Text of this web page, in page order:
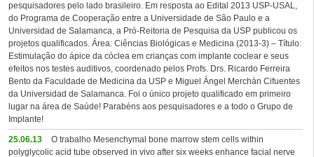
pesquisadores pelo lado brasileiro. Em resposta ao Edital 2013 USP-USAL,
do Programa de Cooperação entre a Universidade de São Paulo e a
Universidad de Salamanca, a Pró-Reitoria de Pesquisa da USP publicou os
projetos qualificados. Área: Ciências Biológicas e Medicina (2013-3) – Título:
Estimulação do ápice da cóclea em crianças com implante coclear e seus
efeitos nos testes auditivos, coordenado pelos Profs. Drs. Ricardo Ferreira
Bento da Faculdade de Medicina da USP e Miguel Ángel Merchán Cifuentes
da Universidad de Salamanca. Foi o único projeto qualificado em primeiro
lugar na área de Saúde! Parabéns aos pesquisadores e a todo o Grupo de
Implante!
25.06.13
O trabalho Mesenchymal bone marrow stem cells within
polyglycolic acid tube observed in vivo after six weeks enhance facial nerve